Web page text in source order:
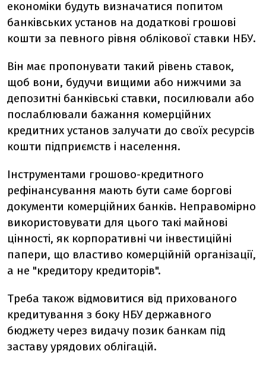
економіки будуть визначатися попитом
банківських установ на додаткові грошові
кошти за певного рівня облікової ставки НБУ.
Він має пропонувати такий рівень ставок,
щоб вони, будучи вищими або нижчими за
депозитні банківські ставки, посилювали або
послаблювали бажання комерційних
кредитних установ залучати до своїх ресурсів
кошти підприємств і населення.
Інструментами грошово-кредитного
рефінансування мають бути саме боргові
документи комерційних банків. Неправомірно
використовувати для цього такі майнові
цінності, як корпоративні чи інвестиційні
папери, що властиво комерційній організації,
а не "кредитору кредиторів".
Треба також відмовитися від прихованого
кредитування з боку НБУ державного
бюджету через видачу позик банкам під
заставу урядових облігацій.